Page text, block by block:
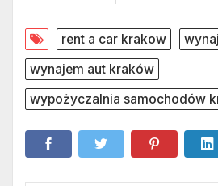
rent a car krakow
wynajem aut kraków
wypożyczalnia samochodów